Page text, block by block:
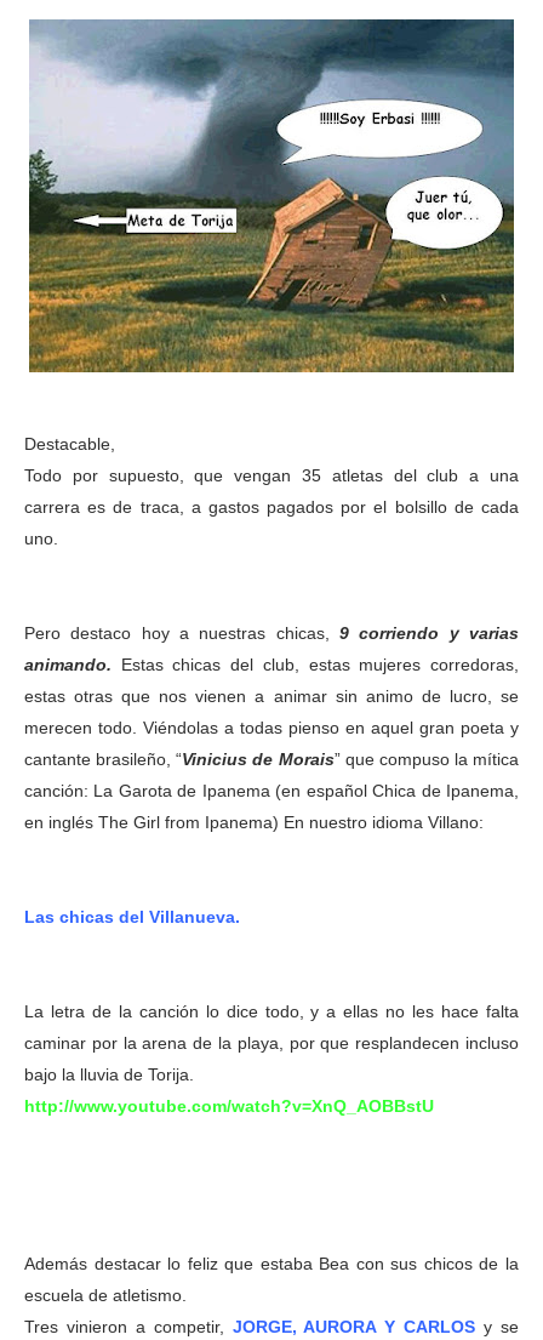
Destacable,
Todo por supuesto, que vengan 35 atletas del club a una
carrera es de traca, a gastos pagados por el bolsillo de cada
uno.
Pero destaco hoy a nuestras chicas,
9 corriendo y varias
animando. Estas chicas del club, estas mujeres corredoras,
estas otras que nos vienen a animar sin animo de lucro, se
merecen todo. Viéndolas a todas pienso en aquel gran poeta y
cantante brasileño, “Vinicius de Morais” que compuso la mítica
canción: La Garota de Ipanema (en español Chica de Ipanema,
en inglés The Girl from Ipanema) En nuestro idioma Villano:
Las chicas del Villanueva.
La letra de la canción lo dice todo, y a ellas no les hace falta
caminar por la arena de la playa, por que resplandecen incluso
bajo la lluvia de Torija.
http://www.youtube.com/watch?v=XnQ_AOBBstU
Además destacar lo feliz que estaba Bea con sus chicos de la
escuela de atletismo.
Tres vinieron a competir, JORGE, AURORA Y CARLOS y se